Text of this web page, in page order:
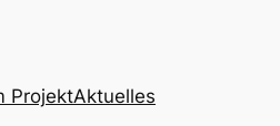
ProjektAktuelles